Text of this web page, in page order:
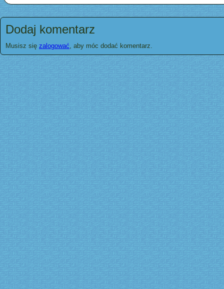
Dodaj komentarz
Musisz się zalogować, aby móc dodać komentarz.